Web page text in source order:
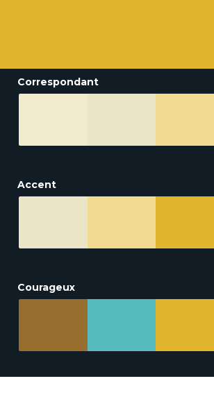
Correspondant
Accent
Courageux